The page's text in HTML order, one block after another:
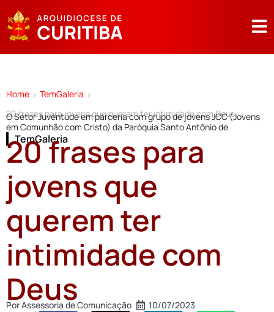
Home > TemGaleria >
20 frases para jovens que querem ter intimidade com Deus
O Setor Juventude em parceria com grupo de jovens JCC (Jovens
em Comunhão com Cristo) da Paróquia Santo Antônio de
TemGaleria
20 frases para
jovens que
querem ter
intimidade com
Deus
PorAssessoria de Comunicação 10/07/2023